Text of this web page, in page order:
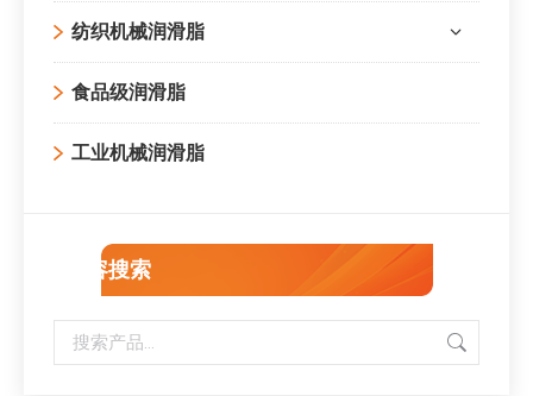
纺织机械润滑脂
食品级润滑脂
工业机械润滑脂
内容搜索